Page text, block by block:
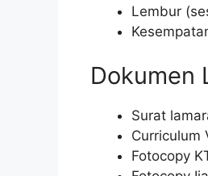
Lembur
Dokumen
Surat
Curriculum
Fotocopy